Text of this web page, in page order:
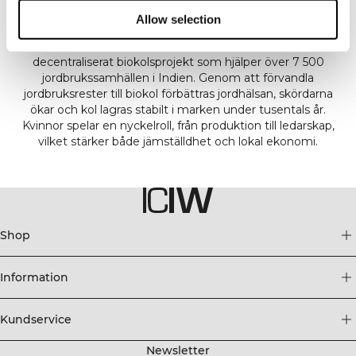
Allow selection
Biokol som lagrar kol i över 1 000 år
decentraliserat biokolsprojekt som hjälper över 7 500
jordbrukssamhällen i Indien. Genom att förvandla
jordbruksrester till biokol förbättras jordhälsan, skördarna
ökar och kol lagras stabilt i marken under tusentals år.
Kvinnor spelar en nyckelroll, från produktion till ledarskap,
Shop
Information
Kundservice
Newsletter